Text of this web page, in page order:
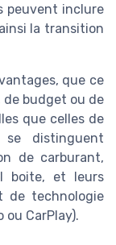
peuvent inclure
la transition
que ce
budget ou de
que celles de
distinguent
de carburant,
boite, et leurs
de technologie
CarPlay).